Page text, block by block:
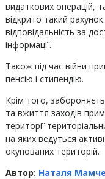
видаткових операцій,
відкрито такий
відповідальність за
інформації.
Також під час війни
пенсію і стипендію.
Крім того,
та вжиття заходів
території
на яких ведуться
окупованих територій.
Автор: Наталя